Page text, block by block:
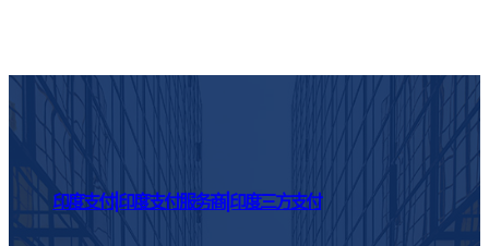
印度支付|印度支付服务商|印度三方支付